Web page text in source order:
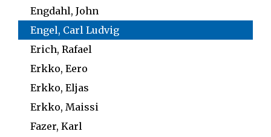
Engdahl, John
Engel, Carl Ludvig
Erich, Rafael
Erkko, Eero
Erkko, Eljas
Erkko, Maissi
Fazer, Karl